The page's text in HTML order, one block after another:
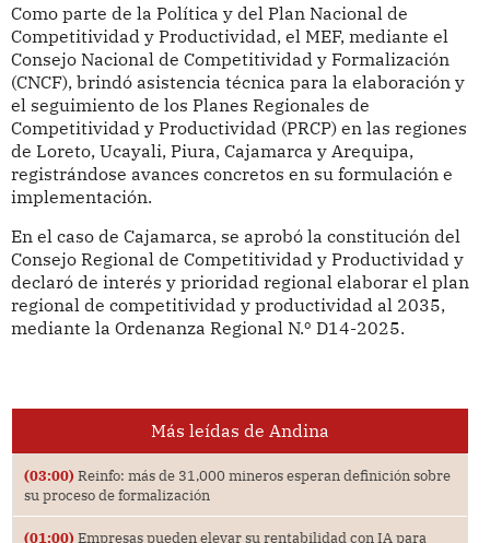
Como parte de la Política y del Plan Nacional de
Competitividad y Productividad, el MEF, mediante el
Consejo Nacional de Competitividad y Formalización
(CNCF), brindó asistencia técnica para la elaboración y
el seguimiento de los Planes Regionales de
Competitividad y Productividad (PRCP) en las regiones
de Loreto, Ucayali, Piura, Cajamarca y Arequipa,
registrándose avances concretos en su formulación e
implementación.
En el caso de Cajamarca, se aprobó la constitución del
Consejo Regional de Competitividad y Productividad y
declaró de interés y prioridad regional elaborar el plan
regional de competitividad y productividad al 2035,
mediante la Ordenanza Regional N.º D14-2025.
Más leídas de Andina
(03:00) Reinfo: más de 31,000 mineros esperan definición sobre
su proceso de formalización
(01:00) Empresas pueden elevar su rentabilidad con IA para